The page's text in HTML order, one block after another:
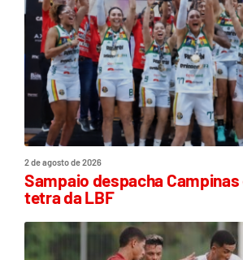
2 de agosto de 2026
Sampaio despacha
tetra da LBF